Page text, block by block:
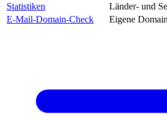
Statistiken
Länder- und
E-Mail-Domain-Check
Eigene